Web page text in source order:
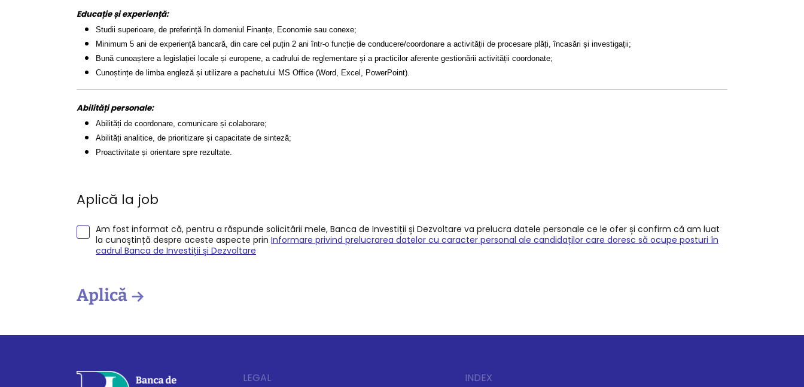
Educație și experiență:
Studii superioare, de preferință în domeniul Finanțe, Economie sau conexe;
Minimum 5 ani de experiență bancară, din care cel puțin 2 ani într-o funcție de conducere/coordonare a activității de procesare plăți, încasări și investigații;
Bună cunoaștere a legislației locale și europene, a cadrului de reglementare și a practicilor aferente gestionării activității coordonate;
Cunoștințe de limba engleză și utilizare a pachetului MS Office (Word, Excel, PowerPoint).
Abilități personale:
Abilități de coordonare, comunicare și colaborare;
Abilități analitice, de prioritizare și capacitate de sinteză;
Proactivitate și orientare spre rezultate.
Aplică la job
Am fost informat că, pentru a răspunde solicitării mele, Banca de Investiții și Dezvoltare va prelucra datele personale ce le ofer și confirm că am luat
la cunoștință despre aceste aspecte prin Informare privind prelucrarea datelor cu caracter personal ale candidaților care doresc să ocupe posturi în
cadrul Banca de Investiții și Dezvoltare
Aplică
LEGAL INDEX